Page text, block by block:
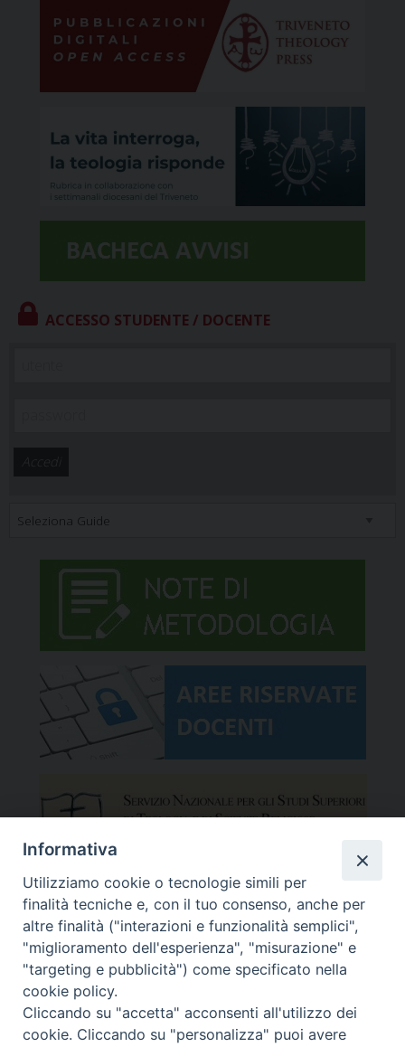
ACCESSO STUDENTE / DOCENTE
Informativa
Utilizziamo cookie o tecnologie simili per
finalità tecniche e, con il tuo consenso, anche per
altre finalità ("interazioni e funzionalità semplici",
"miglioramento dell'esperienza", "misurazione" e
"targeting e pubblicità") come specificato nella
cookie policy.
Cliccando su "accetta" acconsenti all'utilizzo dei
cookie. Cliccando su "personalizza" puoi avere